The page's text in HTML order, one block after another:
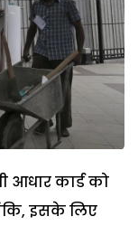
कार्ड को
इसके लिए